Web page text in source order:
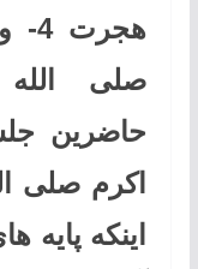
صلی ‌الله
حاضرین
اکرم صلی
اینکه